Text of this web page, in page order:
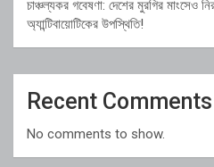
চাঞ্চল্যকর গবেষণা: দেশের মুরগির মাংসেও
অ্যান্টিবায়োটিকের উপস্থিতি!
Recent Comments
No comments to show.